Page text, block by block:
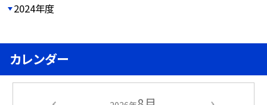
2024年度
カレンダー